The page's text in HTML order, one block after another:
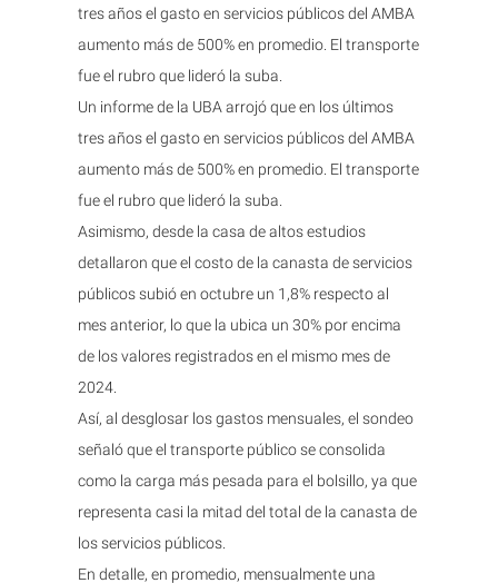
tres años el gasto en servicios públicos del AMBA
aumento más de 500% en promedio. El transporte
fue el rubro que lideró la suba.
Un informe de la UBA arrojó que en los últimos
tres años el gasto en servicios públicos del AMBA
aumento más de 500% en promedio. El transporte
fue el rubro que lideró la suba.
Asimismo, desde la casa de altos estudios
detallaron que el costo de la canasta de servicios
públicos subió en octubre un 1,8% respecto al
mes anterior, lo que la ubica un 30% por encima
de los valores registrados en el mismo mes de
2024.
Así, al desglosar los gastos mensuales, el sondeo
señaló que el transporte público se consolida
como la carga más pesada para el bolsillo, ya que
representa casi la mitad del total de la canasta de
los servicios públicos.
En detalle, en promedio, mensualmente una